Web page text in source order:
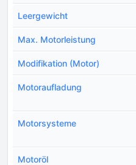
Leergewicht
Max. Motorleistung
Modifikation (Motor)
Motoraufladung
Motorsysteme
Motoröl